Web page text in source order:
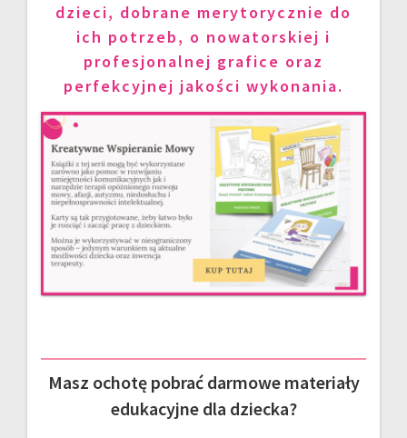
dzieci, dobrane merytorycznie do
ich potrzeb, o nowatorskiej i
profesjonalnej grafice oraz
perfekcyjnej jakości wykonania.
Masz ochotę pobrać darmowe materiały
edukacyjne dla dziecka?